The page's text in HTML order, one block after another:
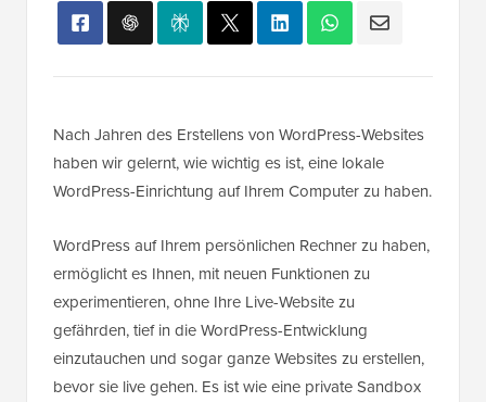
Nach Jahren des Erstellens von WordPress-Websites
haben wir gelernt, wie wichtig es ist, eine lokale
WordPress-Einrichtung auf Ihrem Computer zu haben.
WordPress auf Ihrem persönlichen Rechner zu haben,
ermöglicht es Ihnen, mit neuen Funktionen zu
experimentieren, ohne Ihre Live-Website zu
gefährden, tief in die WordPress-Entwicklung
einzutauchen und sogar ganze Websites zu erstellen,
bevor sie live gehen. Es ist wie eine private Sandbox